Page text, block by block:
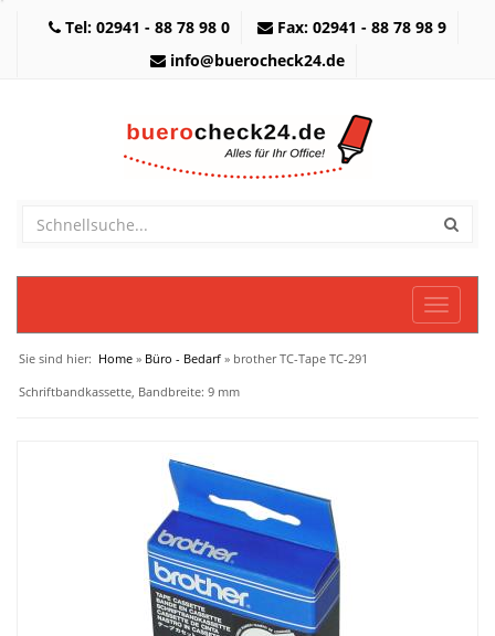
Tel: 02941 - 88 78 98 0
Fax: 02941 - 88 78 98 9
info@buerocheck24.de
Toggle
Sie sind hier: Home » Büro - Bedarf » brother TC-Tape TC-291
Schriftbandkassette, Bandbreite: 9 mm